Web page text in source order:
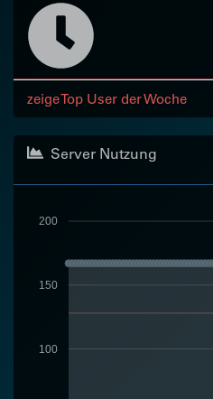
zeige Top User der Woche
Server Nutzung
100
150
200